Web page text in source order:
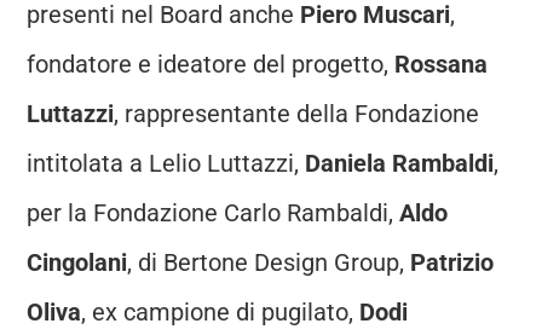
presenti nel Board anche Piero Muscari,
fondatore e ideatore del progetto, Rossana
Luttazzi, rappresentante della Fondazione
intitolata a Lelio Luttazzi, Daniela Rambaldi,
per la Fondazione Carlo Rambaldi,Aldo
Cingolani, di Bertone Design Group, Patrizio
Oliva, ex campione di pugilato, Dodi